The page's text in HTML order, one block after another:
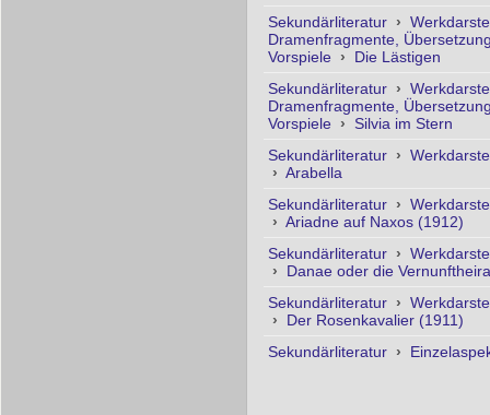
Sekundärliteratur ›
Dramenfragmente,
Vorspiele ›
Die Lästigen
Sekundärliteratur ›
Dramenfragmente,
Vorspiele ›
Silvia im Stern
Sekundärliteratur ›
› Arabella
Sekundärliteratur ›
› Ariadne auf Naxos (1912)
Sekundärliteratur ›
›
Danae oder die
Sekundärliteratur ›
›
Der Rosenkavalier (1911)
Sekundärliteratur ›